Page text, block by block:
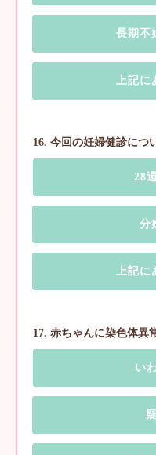
長期不
上記に
16. 今回の妊婦健診につ
28
分
上記に
17. 赤ちゃんに染色体異
い